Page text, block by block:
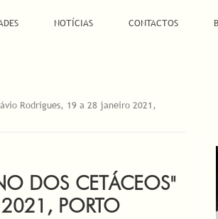
NOTÍCIAS CONTACTOS
Rodrigues, 19 a 28 janeiro 2021,
DOS CETÁCEOS"
PORTO